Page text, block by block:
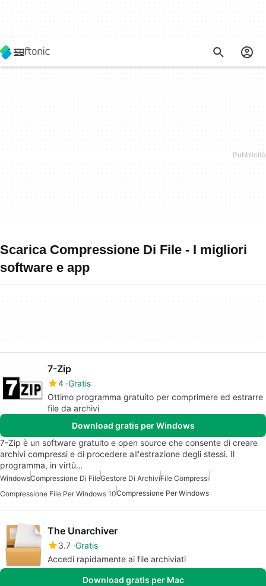
Scarica Compressione Di File - I migliori
software e app
7-Zip
4 Gratis
Ottimo programma gratuito per comprimere ed estrarre
file da archivi
Download gratis per Windows
7-Zip è un software gratuito e open source che consente di creare
archivi compressi e di procedere all'estrazione degli stessi. Il
programma, in virtù…
WindowsCompressione Di FileGestore Di ArchiviFile Compressi
Compressione File Per Windows 10Compressione Per Windows
The Unarchiver
3.7 Gratis
Accedi rapidamente ai file archiviati
Download gratis per Mac